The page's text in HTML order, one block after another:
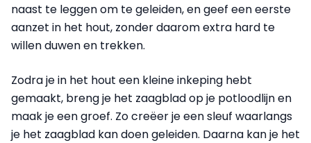
naast te leggen om te geleiden, en geef een eerste
aanzet in het hout, zonder daarom extra hard te
willen duwen en trekken.
Zodra je in het hout een kleine inkeping hebt
gemaakt, breng je het zaagblad op je potloodlijn en
maak je een groef. Zo creëer je een sleuf waarlangs
je het zaagblad kan doen geleiden. Daarna kan je het